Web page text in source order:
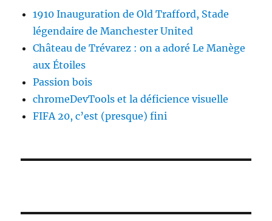
1910 Inauguration de Old Trafford, Stade
légendaire de Manchester United
Château de Trévarez : on a adoré Le Manège
aux Étoiles
Passion bois
chromeDevTools et la déficience visuelle
FIFA 20, c’est (presque) fini